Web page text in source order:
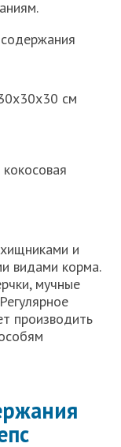
см
и
видами корма.
мучные
производить